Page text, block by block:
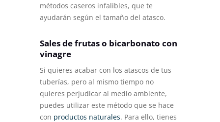
métodos caseros infalibles, que te
ayudarán según el tamaño del atasco.
Sales de frutas o bicarbonato con
vinagre
Si quieres acabar con los atascos de tus
tuberías, pero al mismo tiempo no
quieres perjudicar al medio ambiente,
puedes utilizar este método que se hace
con productos naturales. Para ello, tienes